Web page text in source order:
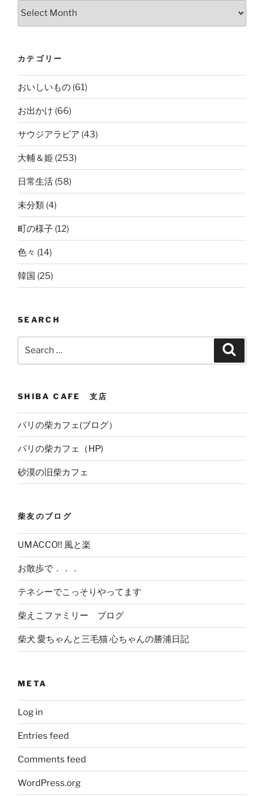
Archives
カテゴリー
おいしいもの (61)
お出かけ (66)
サウジアラビア (43)
大輔＆姫 (253)
日常生活 (58)
未分類 (4)
町の様子 (12)
色々 (14)
韓国 (25)
SEARCH
SHIBA CAFE 支店
パリの柴カフェ(ブログ）
パリの柴カフェ（HP)
砂漠の旧柴カフェ
柴友のブログ
UMACCO!! 風と楽
お散歩で．．．
テネシーでこっそりやってます
柴えこファミリー ブログ
柴犬 愛ちゃんと三毛猫 心ちゃんの勝浦日記
META
Log in
Entries feed
Comments feed
WordPress.org